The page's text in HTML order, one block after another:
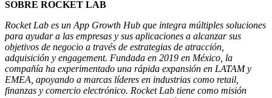
SOBRE ROCKET LAB
Rocket Lab es un App Growth Hub que integra múltiples soluciones
para ayudar a las empresas y sus aplicaciones a alcanzar sus
objetivos de negocio a través de estrategias de atracción,
adquisición y engagement. Fundada en 2019 en México, la
compañía ha experimentado una rápida expansión en LATAM y
EMEA, apoyando a marcas líderes en industrias como retail,
finanzas y comercio electrónico. Rocket Lab tiene como misión